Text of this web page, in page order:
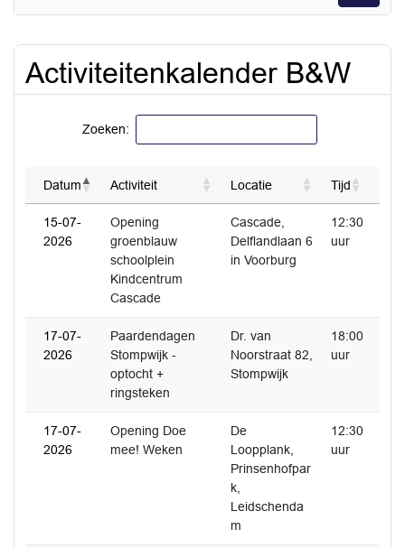
Activiteitenkalender B&W
Zoeken:
Datum Activiteit Locatie Tijd
15-07-
2026
Opening
groenblauw
schoolplein
Kindcentrum
Cascade
Cascade,
Delflandlaan 6
in Voorburg
12:30
uur
17-07-
2026
Paardendagen
Stompwijk -
optocht +
ringsteken
Dr. van
Noorstraat 82,
Stompwijk
18:00
uur
17-07-
2026
Opening Doe
mee! Weken
De
Loopplank,
Prinsenhofpar
k,
Leidschenda
m
12:30
uur